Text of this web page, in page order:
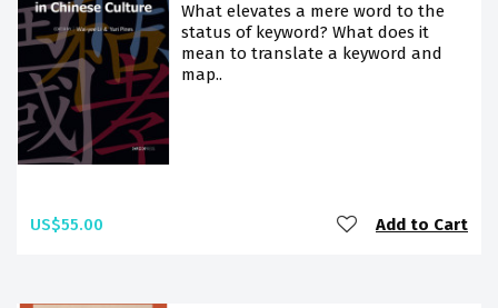
What elevates a mere word to the
status of keyword? What does it
mean to translate a keyword and
map..
US$55.00 Add to Cart